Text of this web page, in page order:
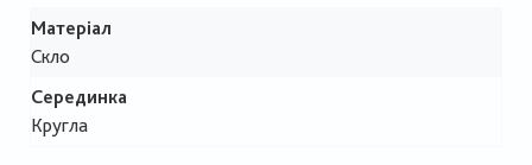
Матеріал
Скло
Серединка
Кругла